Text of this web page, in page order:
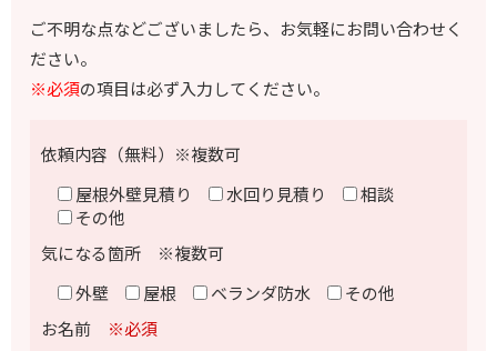
ご不明な点などございましたら、お気軽にお問い合わせく
ださい。
※必須の項目は必ず入力してください。
依頼内容（無料）※複数可
屋根外壁見積り
水回り見積り
相談
その他
気になる箇所 ※複数可
外壁
屋根 ベランダ防水
その他
お名前 ※必須